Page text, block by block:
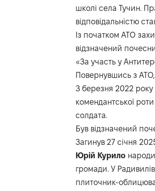
школі села Тучин.
відповідальністю
Із початком АТО
відзначений
«За участь у
Повернувшись з
З березня 2022 року
комендантської
солдата.
Був відзначений
Загинув 27 січня
Юрій Курило
громади. У
плиточник-